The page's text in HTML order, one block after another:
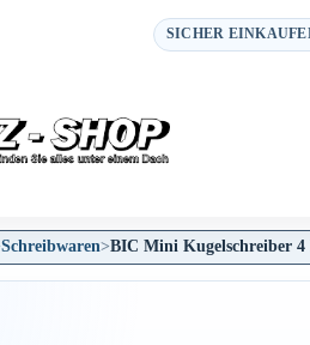
SICHER
Schreibwaren>BIC Mini Kugelschreiber 4